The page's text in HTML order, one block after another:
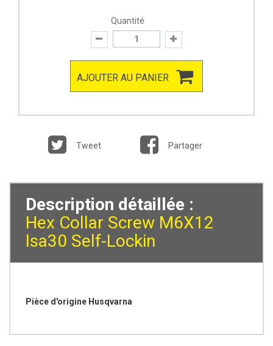
Quantité
AJOUTER AU PANIER
Tweet Partager
Description détaillée :
Hex Collar Screw M6X12
Isa30 Self-Lockin
Pièce d'origine Husqvarna